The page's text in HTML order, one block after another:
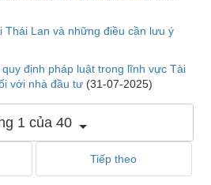
Thái Lan và những điều cần lưu ý
định pháp luật trong lĩnh vực Tài
với nhà đầu tư (31-07-2025)
1 của 40
Tiếp theo